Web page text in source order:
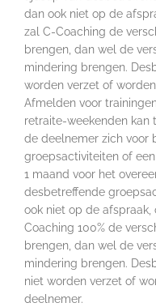
dan ook niet op de
zal C-Coaching de
brengen, dan wel de
mindering brengen.
worden verzet of
Afmelden voor
retraite-weekenden kan
de deelnemer zich voor
groepsactiviteiten of
1 maand voor het
desbetreffende
ook niet op de afspraak,
Coaching 100% de
brengen, dan wel de
mindering brengen.
niet worden verzet of
deelnemer.